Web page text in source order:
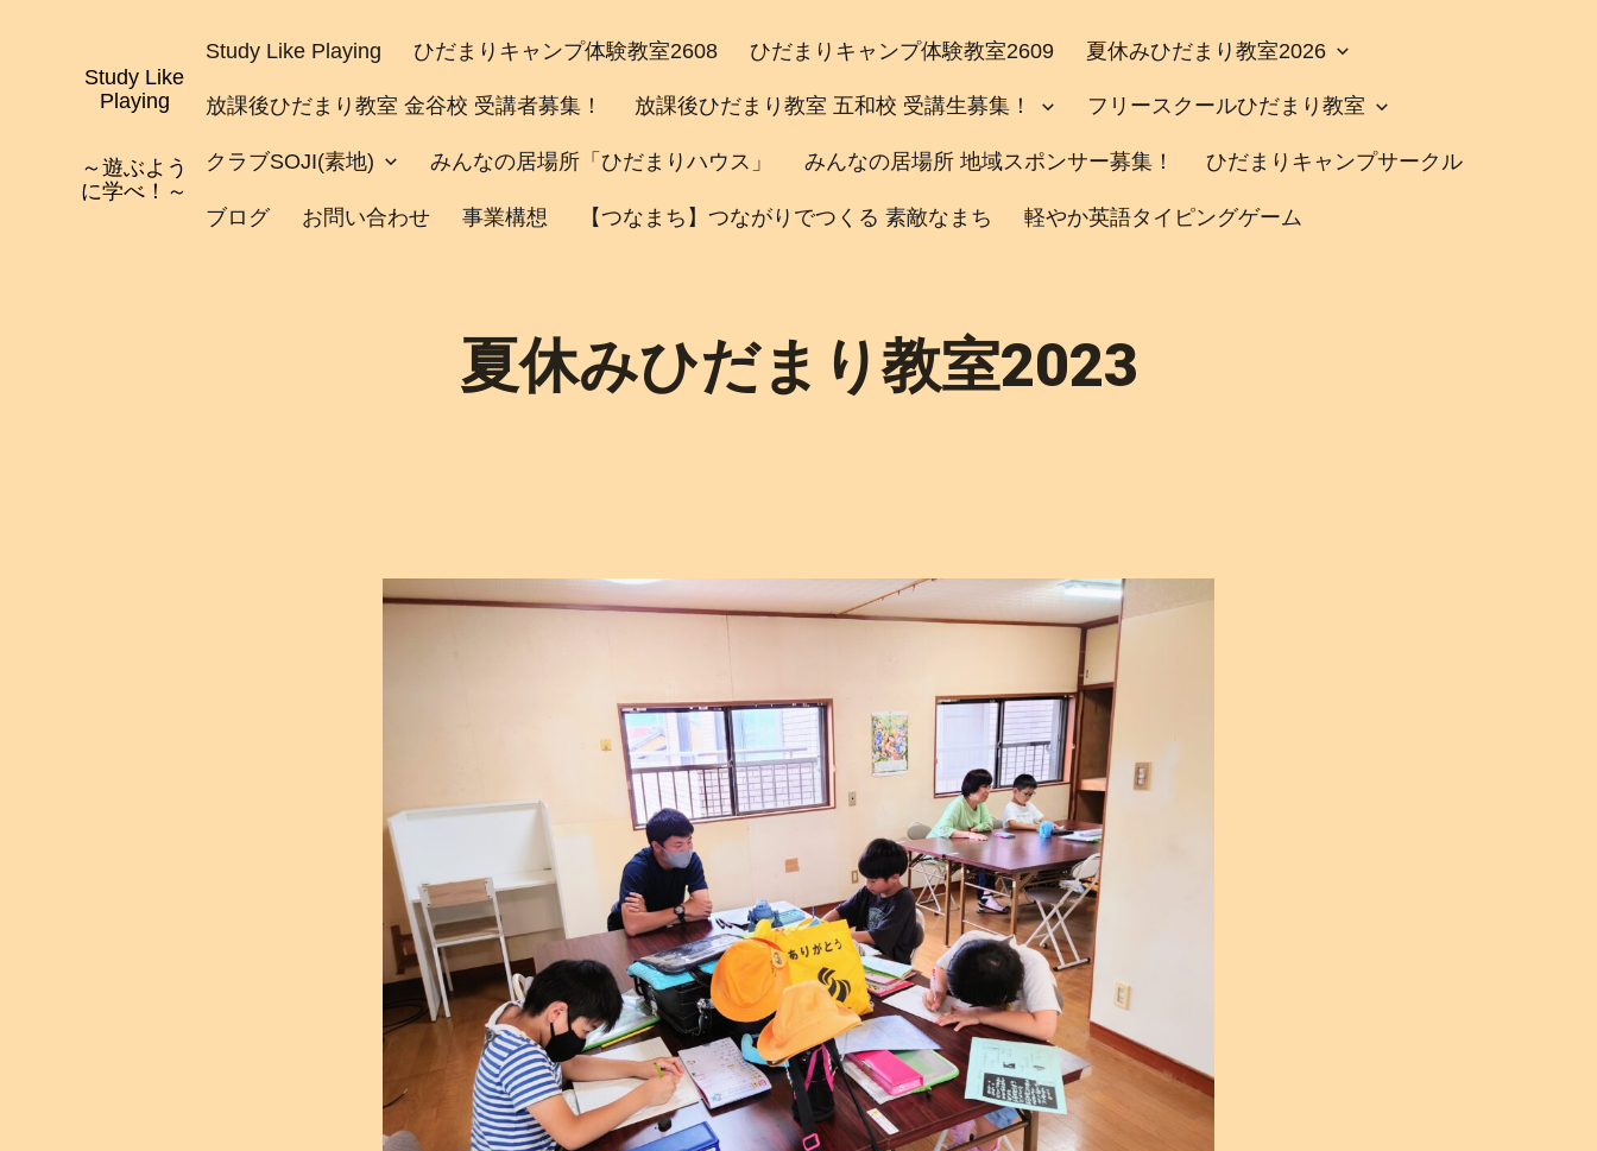
Study Like
Playing
～遊ぶよう
に学べ！～
Study Like Playing ひだまりキャンプ体験教室2608 ひだまりキャンプ体験教室2609 夏休みひだまり教室2026
放課後ひだまり教室 金谷校 受講者募集！ 放課後ひだまり教室 五和校 受講生募集！ フリースクールひだまり教室
クラブSOJI(素地) みんなの居場所「ひだまりハウス」 みんなの居場所 地域スポンサー募集！ ひだまりキャンプサークル
ブログ お問い合わせ 事業構想 【つなまち】つながりでつくる 素敵なまち 軽やか英語タイピングゲーム
夏休みひだまり教室2023